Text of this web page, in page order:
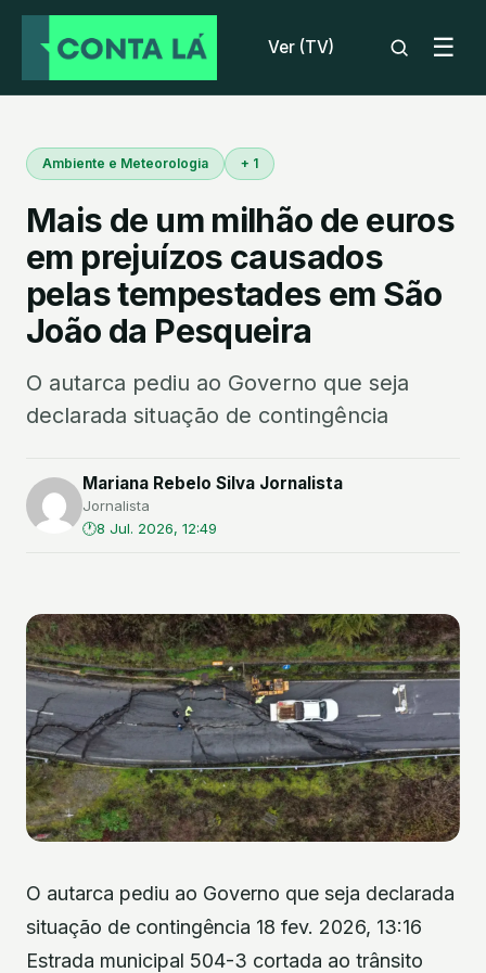
Ver (TV) ☰
Ambiente e Meteorologia + 1
Mais de um milhão de euros
em prejuízos causados
pelas tempestades em São
João da Pesqueira
O autarca pediu ao Governo que seja
declarada situação de contingência
Mariana Rebelo Silva Jornalista
Jornalista
8 Jul. 2026, 12:49
O autarca pediu ao Governo que seja declarada
situação de contingência 18 fev. 2026, 13:16
Estrada municipal 504-3 cortada ao trânsito